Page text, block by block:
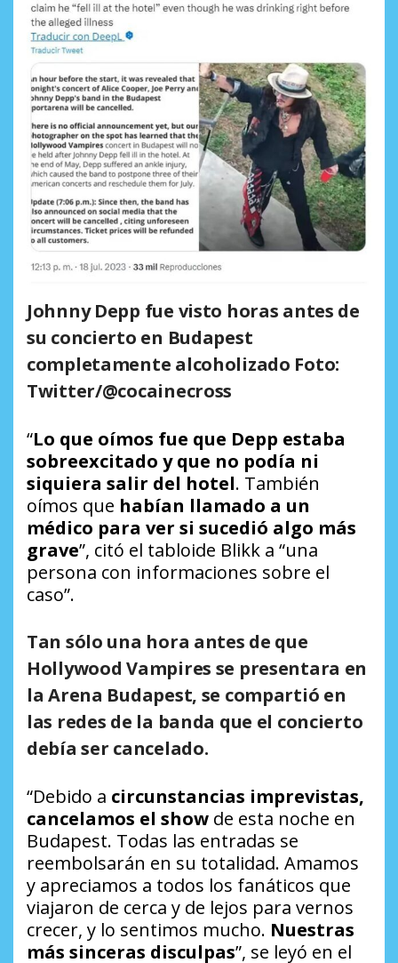
Johnny Depp fue visto horas antes de
su concierto en Budapest
completamente alcoholizado Foto:
Twitter/@cocainecross
“Lo que oímos fue que Depp estaba
sobreexcitado y que no podía ni
siquiera salir del hotel. También
oímos que habían llamado a un
médico para ver si sucedió algo más
grave”, citó el tabloide Blikk a “una
persona con informaciones sobre el
caso”.
Tan sólo una hora antes de que
Hollywood Vampires se presentara en
la Arena Budapest, se compartió en
las redes de la banda que el concierto
debía ser cancelado.
“Debido a circunstancias imprevistas,
cancelamos el show de esta noche en
Budapest. Todas las entradas se
reembolsarán en su totalidad. Amamos
y apreciamos a todos los fanáticos que
viajaron de cerca y de lejos para vernos
crecer, y lo sentimos mucho. Nuestras
más sinceras disculpas”, se leyó en el